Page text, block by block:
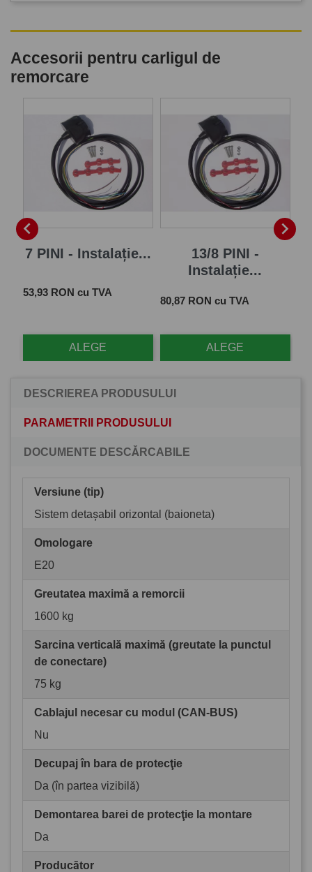
Accesorii pentru carligul de
remorcare

7 PINI - Instalație...
Pret
53,93 RON cu TVA
ALEGE
13/8 PINI -
Instalație...
Pret
80,87 RON cu TVA
ALEGE

DESCRIEREA PRODUSULUI
PARAMETRII PRODUSULUI
DOCUMENTE DESCĂRCABILE
Versiune (tip)
Sistem detașabil orizontal (baioneta)
Omologare
E20
Greutatea maximă a remorcii
1600 kg
Sarcina verticală maximă (greutate la punctul
de conectare)
75 kg
Cablajul necesar cu modul (CAN-BUS)
Nu
Decupaj în bara de protecţie
Da (în partea vizibilă)
Demontarea barei de protecţie la montare
Da
Producător